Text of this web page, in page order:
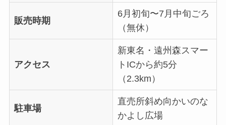
販売時期
6月初旬〜7月中旬ごろ
（無休）
アクセス
新東名・遠州森スマー
トICから約5分
（2.3km）
駐車場
直売所斜め向かいのな
かよし広場